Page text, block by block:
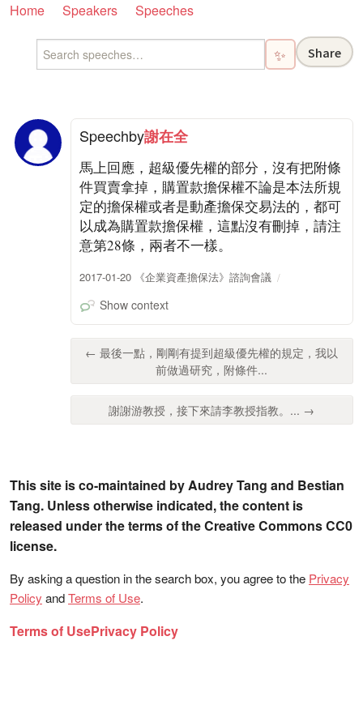
Home Speakers Speeches
✨ Share
Speechby謝在全
馬上回應，超級優先權的部分，沒有把附條
件買賣拿掉，購置款擔保權不論是本法所規
定的擔保權或者是動產擔保交易法的，都可
以成為購置款擔保權，這點沒有刪掉，請注
意第28條，兩者不一樣。
2017-01-20 《企業資產擔保法》諮詢會議
Show context
← 最後一點，剛剛有提到超級優先權的規定，我以
前做過研究，附條件...
謝謝游教授，接下來請李教授指教。... →
This site is co-maintained by Audrey Tang and Bestian
Tang. Unless otherwise indicated, the content is
released under the terms of the Creative Commons CC0
license.
By asking a question in the search box, you agree to the Privacy
Policy andTerms of Use.
Terms of UsePrivacy Policy